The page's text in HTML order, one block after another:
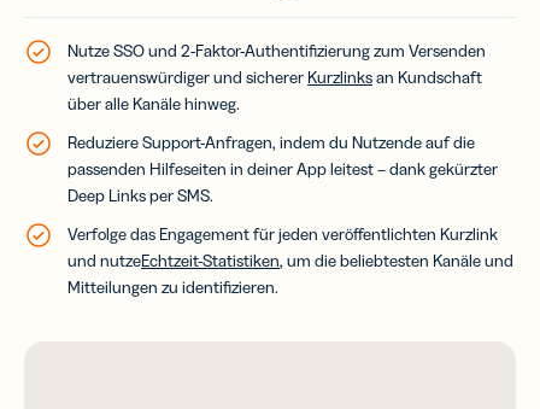
Nutze SSO und 2-Faktor-Authentifizierung zum Versenden
vertrauenswürdiger und sicherer Kurzlinksan Kundschaft
über alle Kanäle hinweg.
Reduziere Support-Anfragen, indem du Nutzende auf die
passenden Hilfeseiten in deiner App leitest – dank gekürzter
Deep Links per SMS.
Verfolge das Engagement für jeden veröffentlichten Kurzlink
und nutzeEchtzeit-Statistiken, um die beliebtesten Kanäle und
Mitteilungen zu identifizieren.